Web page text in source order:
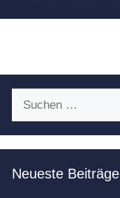
Neueste Beiträge